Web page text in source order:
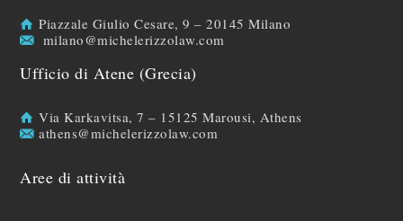
Piazzale Giulio Cesare, 9 – 20145 Milano
milano@michelerizzolaw.com
Ufficio di Atene (Grecia)
Via Karkavitsa, 7 – 15125 Marousi, Athens
athens@michelerizzolaw.com
Aree di attività